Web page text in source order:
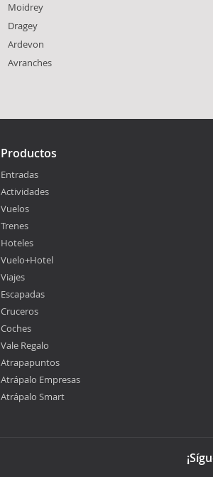
Moidrey
Dragey
Ardevon
Avranches
Productos
Entradas
Actividades
Vuelos
Trenes
Hoteles
Vuelo+Hotel
Viajes
Escapadas
Cruceros
Coches
Vale Regalo
Atrapapuntos
Atrápalo Empresas
Atrápalo Smart